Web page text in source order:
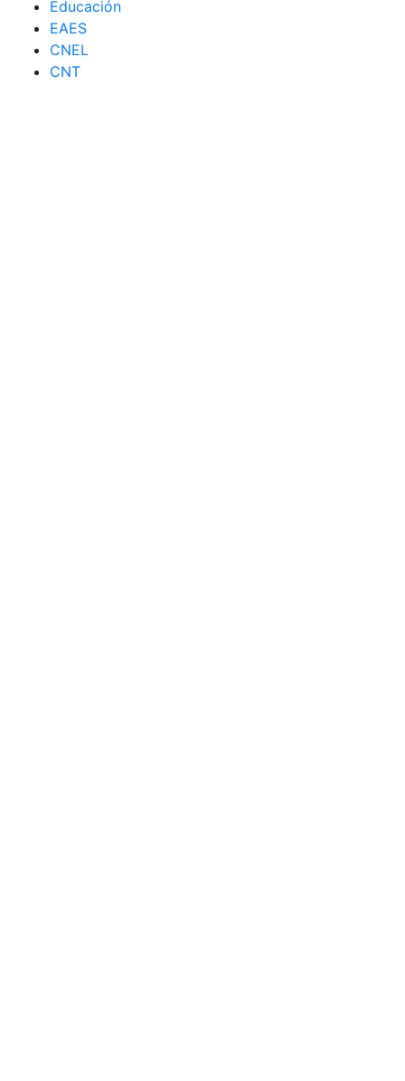
Educación
EAES
CNEL
CNT